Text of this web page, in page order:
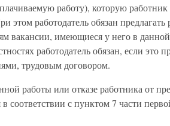
работу), которую
этом работодатель обязан
вакансии, имеющиеся у него в
работодатель обязан, если это
трудовым договором.
работы или отказе работника от
соответствии с пунктом 7 части